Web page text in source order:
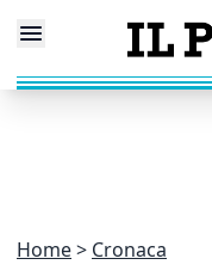
Home Cronaca